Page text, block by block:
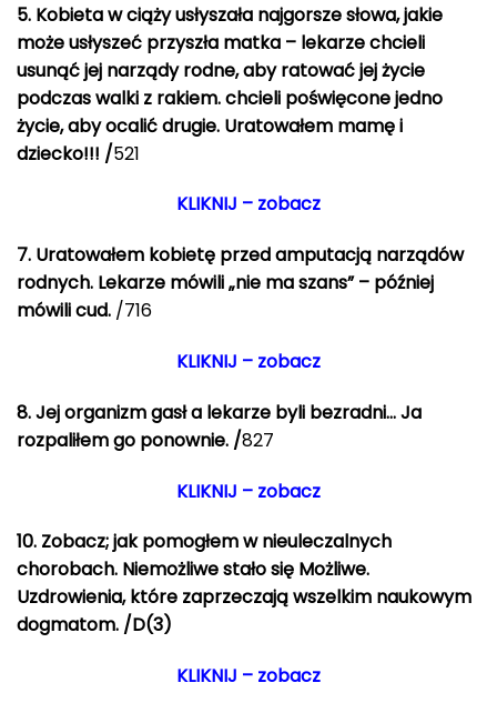
5. Kobieta w ciąży usłyszała najgorsze słowa, jakie
może usłyszeć przyszła matka – lekarze chcieli
usunąć jej narządy rodne, aby ratować jej życie
podczas walki z rakiem. chcieli poświęcone jedno
życie, aby ocalić drugie. Uratowałem mamę i
dziecko!!! /521
KLIKNIJ – zobacz
7. Uratowałem kobietę przed amputacją narządów
rodnych. Lekarze mówili „nie ma szans” – później
mówili cud. /716
KLIKNIJ – zobacz
8. Jej organizm gasł a lekarze byli bezradni… Ja
rozpaliłem go ponownie. /827
KLIKNIJ – zobacz
10. Zobacz; jak pomogłem w nieuleczalnych
chorobach. Niemożliwe stało się Możliwe.
Uzdrowienia, które zaprzeczają wszelkim naukowym
dogmatom. /D(3)
KLIKNIJ – zobacz